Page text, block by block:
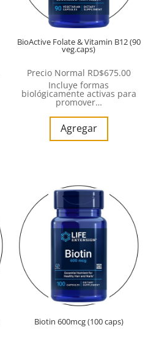
BioActive Folate & Vitamin B12 (90
veg.caps)
Precio Normal RD$675.00
Incluye formas
biológicamente activas para
promover…
Agregar
Biotin 600mcg (100 caps)